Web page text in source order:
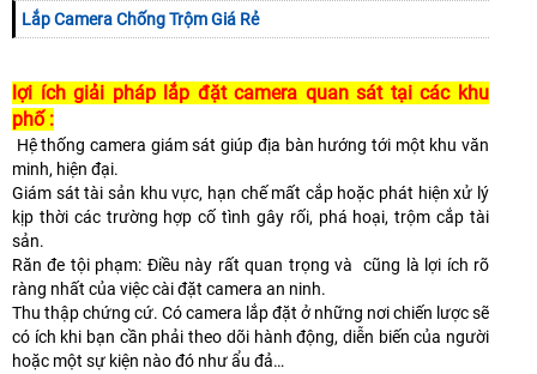
Lắp Camera Chống Trộm Giá Rẻ
lợi ích giải pháp lắp đặt camera quan sát tại các khu
phố :
Hệ thống camera giám sát giúp địa bàn hướng tới một khu văn
minh, hiện đại.
Giám sát tài sản khu vực, hạn chế mất cắp hoặc phát hiện xử lý
kịp thời các trường hợp cố tình gây rối, phá hoại, trộm cắp tài
sản.
Răn đe tội phạm: Điều này rất quan trọng và cũng là lợi ích rõ
ràng nhất của việc cài đặt camera an ninh.
Thu thập chứng cứ. Có camera lắp đặt ở những nơi chiến lược sẽ
có ích khi bạn cần phải theo dõi hành động, diễn biến của người
hoặc một sự kiện nào đó như ẩu đả…